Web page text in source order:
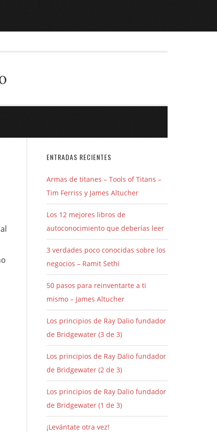
ENTRADAS RECIENTES
Armas de titanes – Tools of Titans –
Tim Ferriss y James Altucher
Los 12 mejores libros de
autoconocimiento que deberías leer
3 verdades poco conocidas sobre los
negocios – Ramit Sethi
50 pasos para reinventarte a ti
mismo – James Altucher
Los principios de Ray Dalio fundador
de Bridgewater (3 de 3)
Los principios de Ray Dalio fundador
de Bridgewater (2 de 3)
Los principios de Ray Dalio fundador
de Bridgewater (1 de 3)
¡Levántate otra vez!